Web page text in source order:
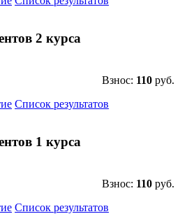
2 курса
Взнос: 110 руб.
Список результатов
1 курса
Взнос: 110 руб.
Список результатов